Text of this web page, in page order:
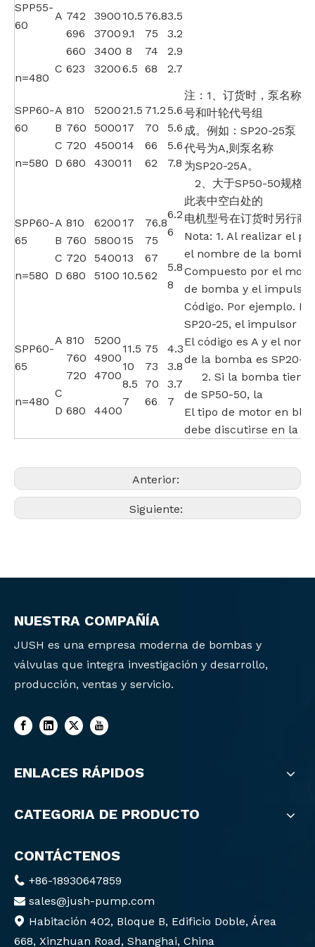
SPP55-
60
n=480
A
C
742
696
660
623
3900
3700
3400
3200
10.5
9.1
8
6.5
76.8
75
74
68
3.5
3.2
2.9
2.7
SPP60-
60
n=580
A
B
C
D
810
760
720
680
5200
5000
4500
4300
21.5
17
14
11
71.2
70
66
62
5.6
5.6
5.6
7.8
注：1、订货时，泵名称
号和叶轮代号组
成。例如：SP20-25泵，
代号为A,则泵名称
为SP20-25A。
2、大于SP50-50规格
此表中空白处的
电机型号在订货时另行商
Nota: 1. Al realizar el
el nombre de la bomba
Compuesto por el
de bomba y el impulsor.
Código. Por ejemplo.
SP20-25, el impulsor
El código es A y el
de la bomba es SP20-
2. Si la bomba tiene
de SP50-50, la
El tipo de motor en
debe discutirse en la
SPP60-
65
n=580
A
B
C
D
810
760
720
680
6200
5800
5400
5100
17
15
13
10.5
76.8
75
67
62
6.2
6
5.8
8
SPP60-
65
n=480
A
C
D
810
760
720
680
5200
4900
4700
4400
11.5
10
8.5
7
75
73
70
66
4.3
3.8
3.7
7
Anterior:
Siguiente:
NUESTRA COMPAÑÍA
JUSH es una empresa moderna de bombas y
válvulas que integra investigación y desarrollo,
producción, ventas y servicio.
ENLACES RÁPIDOS
CATEGORIA DE PRODUCTO
CONTÁCTENOS
 +86-18930647859
 sales@jush-pump.com
 Habitación 402, Bloque B, Edificio Doble, Área
668, Xinzhuan Road, Shanghai, China